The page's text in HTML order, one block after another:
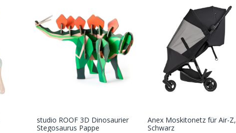
In den
studio ROOF 3D Dinosaurier
Stegosaurus Pappe
Anex Moskitonetz für Air-Z,
Schwarz